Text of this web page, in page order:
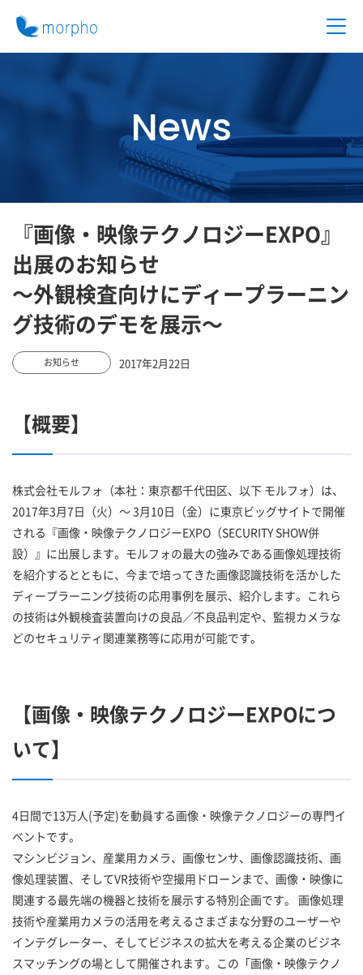
News
『画像・映像テクノロジーEXPO』
出展のお知らせ
～外観検査向けにディープラーニン
グ技術のデモを展示～
お知らせ 2017年2月22日
【概要】
株式会社モルフォ（本社：東京都千代田区、以下 モルフォ）は、
2017年3月7日（火）～ 3月10日（金）に東京ビッグサイトで開催
される『画像・映像テクノロジーEXPO（SECURITY SHOW併
設）』に出展します。モルフォの最大の強みである画像処理技術
を紹介するとともに、今まで培ってきた画像認識技術を活かした
ディープラーニング技術の応用事例を展示、紹介します。これら
の技術は外観検査装置向けの良品／不良品判定や、監視カメラな
どのセキュリティ関連業務等に応用が可能です。
【画像・映像テクノロジーEXPOにつ
いて】
4日間で13万人(予定)を動員する画像・映像テクノロジーの専門イ
ベントです。
マシンビジョン、産業用カメラ、画像センサ、画像認識技術、画
像処理装置、そしてVR技術や空撮用ドローンまで、画像・映像に
関連する最先端の機器と技術を展示する特別企画です。 画像処理
技術や産業用カメラの活用を考えるさまざまな分野のユーザーや
インテグレーター、そしてビジネスの拡大を考える企業のビジネ
スマッチングの場として開催されます。この「画像・映像テクノ